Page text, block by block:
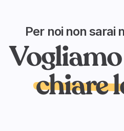
Per noi non sarai
chiare